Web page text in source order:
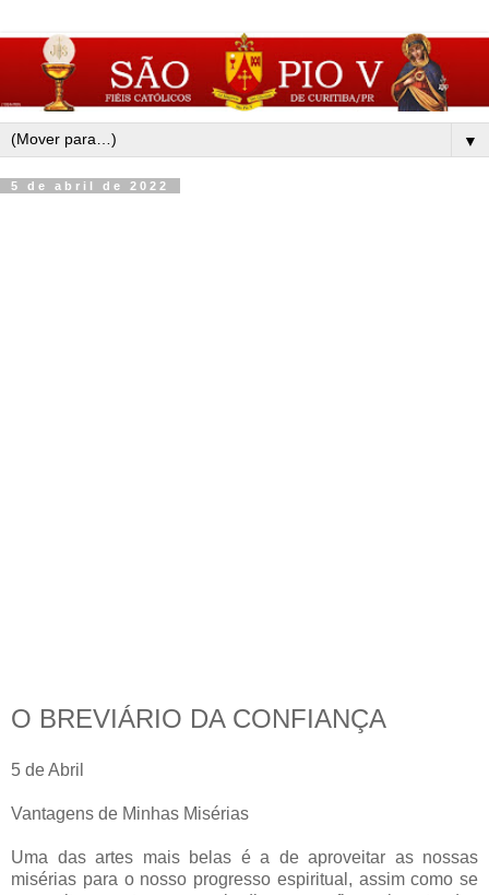
▼
5 de abril de 2022
O BREVIÁRIO DA CONFIANÇA
5 de Abril
Vantagens de Minhas Misérias
Uma das artes mais belas é a de aproveitar as nossas
misérias para o nosso progresso espiritual, assim como se